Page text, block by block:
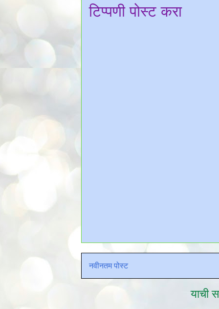
टिप्पणी पोस्ट करा
नवीनतम पोस्ट
याची